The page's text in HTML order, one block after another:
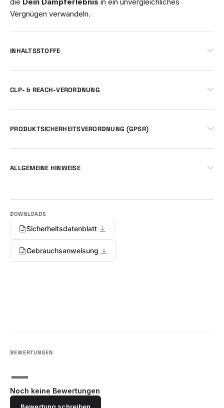
Vergnügen verwandeln.
INHALTSSTOFFE
CLP- & REACH-VERORDNUNG
PRODUKTSICHERHEITSVERORDNUNG (GPSR)
ALLGEMEINE HINWEISE
Sicherheitsdatenblatt
Gebrauchsanweisung
—
Noch keine Bewertungen
Bewertung schreiben